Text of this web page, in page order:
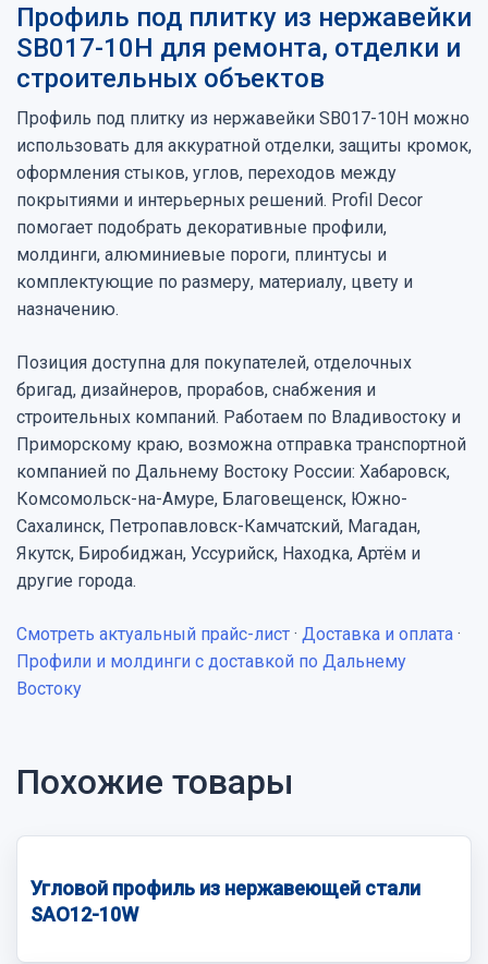
Профиль под плитку из нержавейки
SB017-10H для ремонта, отделки и
строительных объектов
Профиль под плитку из нержавейки SB017-10H можно
использовать для аккуратной отделки, защиты кромок,
оформления стыков, углов, переходов между
покрытиями и интерьерных решений. Profil Decor
помогает подобрать декоративные профили,
молдинги, алюминиевые пороги, плинтусы и
комплектующие по размеру, материалу, цвету и
назначению.
Позиция доступна для покупателей, отделочных
бригад, дизайнеров, прорабов, снабжения и
строительных компаний. Работаем по Владивостоку и
Приморскому краю, возможна отправка транспортной
компанией по Дальнему Востоку России: Хабаровск,
Комсомольск-на-Амуре, Благовещенск, Южно-
Сахалинск, Петропавловск-Камчатский, Магадан,
Якутск, Биробиджан, Уссурийск, Находка, Артём и
другие города.
Смотреть актуальный прайс-лист · Доставка и оплата ·
Профили и молдинги с доставкой по Дальнему
Востоку
Похожие товары
Угловой профиль из нержавеющей стали
SAO12-10W